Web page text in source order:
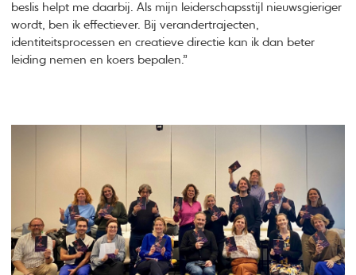
beslis helpt me daarbij. Als mijn leiderschapsstijl nieuwsgieriger
wordt, ben ik effectiever. Bij verandertrajecten,
identiteitsprocessen en creatieve directie kan ik dan beter
leiding nemen en koers bepalen.”